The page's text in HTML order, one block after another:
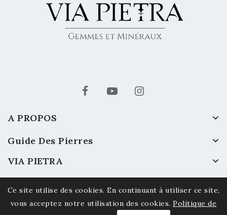
A PROPOS
Guide Des Pierres
VIA PIETRA
Ce site utilise des cookies. En continuant à utiliser ce site,
vous acceptez notre utilisation des cookies. Politique de